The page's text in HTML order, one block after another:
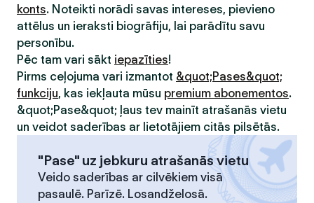
konts. Noteikti norādi savas intereses, pievieno
attēlus un ieraksti biogrāfiju, lai parādītu savu
personību.
Pēc tam vari sākt iepazīties!
Pirms ceļojuma vari izmantot &quot;Pases&quot;
funkciju, kas iekļauta mūsu premium abonementos.
&quot;Pase&quot; ļaus tev mainīt atrašanās vietu
un veidot saderības ar lietotājiem citās pilsētās.
"Pase" uz jebkuru atrašanās vietu
Veido saderības ar cilvēkiem visā
pasaulē. Parīzē. Losandželosā.